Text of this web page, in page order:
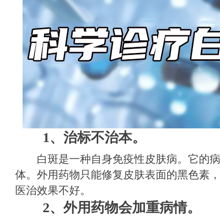
1、治标不治本。
白斑是一种自身免疫性皮肤病。它的病
体。外用药物只能修复皮肤表面的黑色素
医治效果不好。
2、外用药物会加重病情。